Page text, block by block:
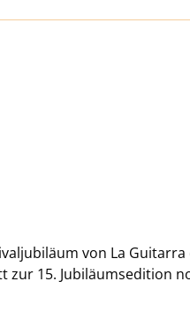
von La
15. Jubiläumsedition